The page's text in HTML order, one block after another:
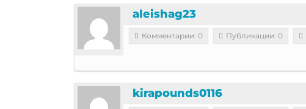
aleishag23
Комментарии: 0 Публикации: 0
kirapounds0116